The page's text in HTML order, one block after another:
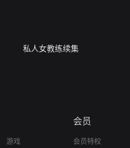
私人女教练续集
游戏
会员
会员特权